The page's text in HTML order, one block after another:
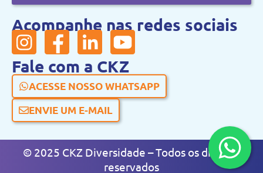
Acompanhe nas redes sociais
Fale com a CKZ
ACESSE NOSSO WHATSAPP
ENVIE UM E-MAIL
© 2025 CKZ Diversidade – Todos os direitos
reservados